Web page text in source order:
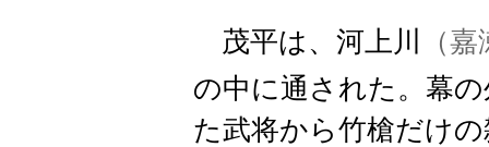
茂平は、河上川
（
の中に通された。幕
た武将から竹槍だけ